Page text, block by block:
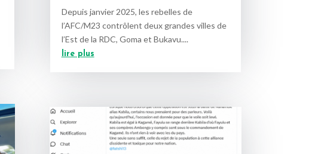
Depuis janvier 2025, les rebelles de
l’AFC/M23 contrôlent deux grandes villes de
l’Est de la RDC, Goma et Bukavu....
lire plus